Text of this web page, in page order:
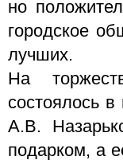
но
городское
лучших.
На
состоялось
А.В.
подарком, а